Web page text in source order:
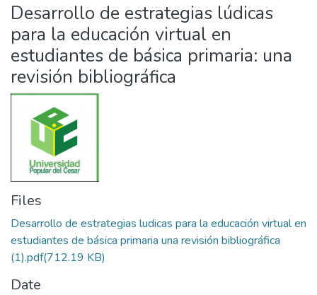
Desarrollo de estrategias lúdicas
para la educación virtual en
estudiantes de básica primaria: una
revisión bibliográfica
Files
Desarrollo de estrategias ludicas para la educación virtual en
estudiantes de básica primaria una revisión bibliográfica
(1).pdf(712.19 KB)
Date